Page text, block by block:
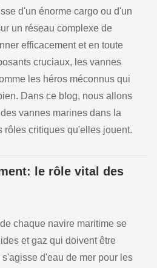
d'un énorme cargo ou d'un
un réseau complexe de
efficacement et en toute
cruciaux, les vannes
les héros méconnus qui
Dans ce blog, nous allons
vannes marines dans la
rôles critiques qu'elles jouent.
le rôle vital des
chaque navire maritime se
et gaz qui doivent être
d'eau de mer pour les